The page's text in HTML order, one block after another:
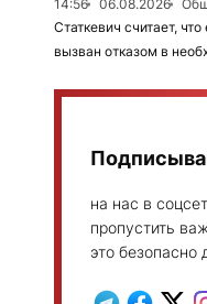
14:56
06.08.2026
Статкевич считает,
вызван отказом в
на нас в
пропустить
это безопасно